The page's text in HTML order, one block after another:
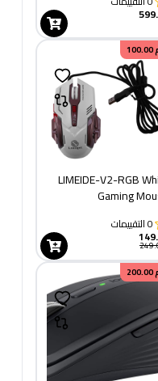
100.00
LIMEIDE-V2-RGB
Gaming
0التقييمات
200.00